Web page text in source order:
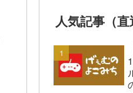
人気記事（直